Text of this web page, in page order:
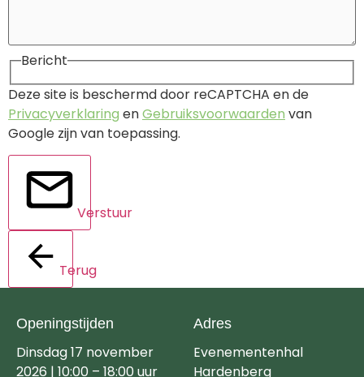
Bericht
Deze site is beschermd door reCAPTCHA en de
Privacyverklaring enGebruiksvoorwaarden van
Google zijn van toepassing.
Verstuur
Terug
Openingstijden
Dinsdag 17 november
2026 | 10:00 – 18:00 uur
Adres
Evenementenhal
Hardenberg